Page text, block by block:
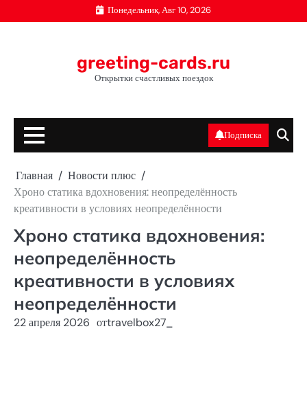
к
Понедельник, Авг 10, 2026
greeting-cards.ru
Открытки счастливых поездок
Подписка
Главная
Новости плюс
Хроно статика вдохновения: неопределённость
креативности в условиях неопределённости
Хроно статика вдохновения:
неопределённость
креативности в условиях
неопределённости
22 апреля 2026 отtravelbox27_